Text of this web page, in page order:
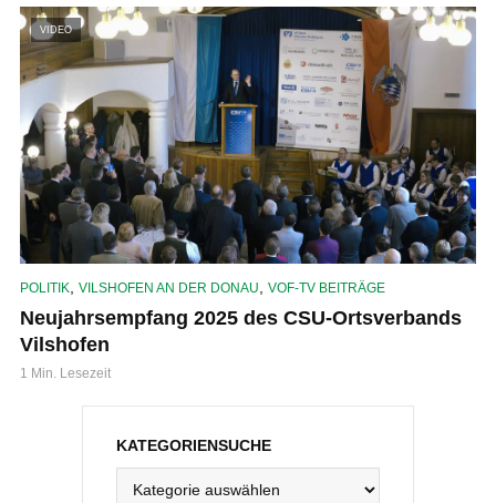
VIDEO
POLITIK VILSHOFEN AN DER DONAU VOF-TV BEITRÄGE
Neujahrsempfang 2025 des CSU-Ortsverbands
Vilshofen
1 Min. Lesezeit
KATEGORIENSUCHE